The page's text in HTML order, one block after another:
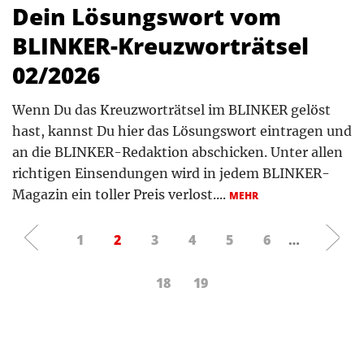
Dein Lösungswort vom
BLINKER-Kreuzworträtsel
02/2026
Wenn Du das Kreuzworträtsel im BLINKER gelöst
hast, kannst Du hier das Lösungswort eintragen und
an die BLINKER-Redaktion abschicken. Unter allen
richtigen Einsendungen wird in jedem BLINKER-
Magazin ein toller Preis verlost.... MEHR
1 2 3 4 5 6 …
18 19